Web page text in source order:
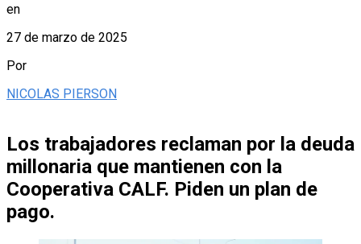
en
27 de marzo de 2025
Por
NICOLAS PIERSON
Los trabajadores reclaman por la deuda
millonaria que mantienen con la
Cooperativa CALF. Piden un plan de
pago.